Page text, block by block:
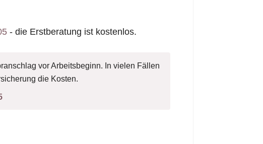
- die Erstberatung ist kostenlos.
vor Arbeitsbeginn. In vielen Fällen
die Kosten.